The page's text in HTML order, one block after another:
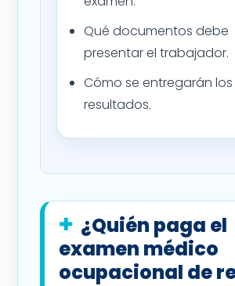
Qué documentos debe
presentar el trabajador.
Cómo se entregarán los
resultados.
¿Quién paga el
examen médico
ocupacional de